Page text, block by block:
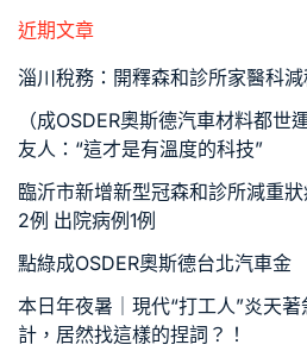
近期文章
淄川稅務：開釋森和診所家醫科
（成OSDER奧斯德汽車材料都世
友人：“這才是有溫度的科技”
臨沂市新增新型冠森和診所減重
2例 出院病例1例
點綠成OSDER奧斯德台北汽車金
本日年夜暑｜現代“打工人”炎天
計，居然找這樣的捏詞？！